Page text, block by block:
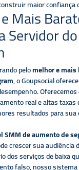
maior confiança
Mais
Servidor do
pelomelhor e
, o Goupsocial
Oferecemos
real e altas taxas
resultados para sua
SMM de aumento de
crescer sua
dos serviços de baixa
falso, nosso